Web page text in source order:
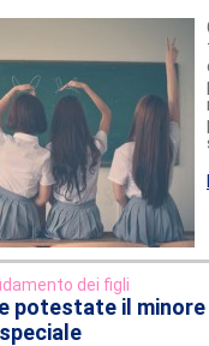
dei figli
potestate il